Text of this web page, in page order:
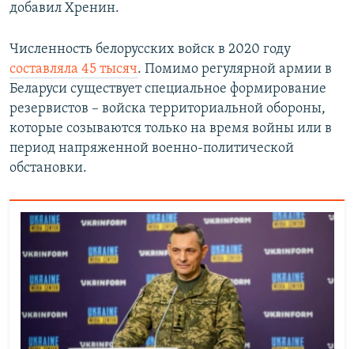
добавил Хренин.
Численность белорусских войск в 2020 году
составляла 45 тысяч. Помимо регулярной армии в
Беларуси существует специальное формирование
резервистов – войска территориальной обороны,
которые созываются только на время войны или в
период напряженной военно-политической
обстановки.